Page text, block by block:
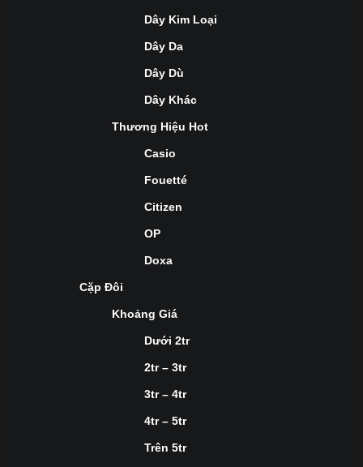
Dây Kim Loại
Dây Da
Dây Dù
Dây Khác
Thương Hiệu Hot
Casio
Fouetté
Citizen
OP
Doxa
Cặp Đôi
Khoảng Giá
Dưới 2tr
2tr – 3tr
3tr – 4tr
4tr – 5tr
Trên 5tr